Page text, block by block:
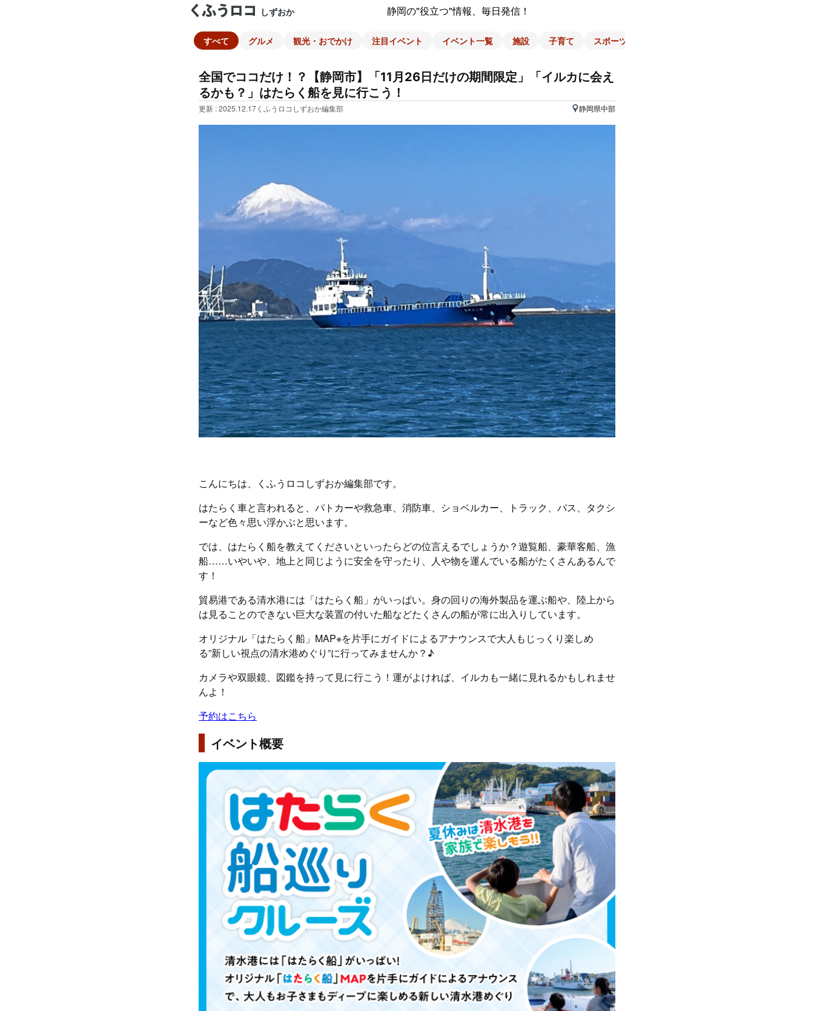
しずおか 静岡の"役立つ"情報、毎日発信！
すべて グルメ 観光・おでかけ 注目イベント イベント一覧 施設 子育て スポーツ
全国でココだけ！？【静岡市】「11月26日だけの期間限定」「イルカに会え
るかも？」はたらく船を見に行こう！
更新 : 2025.12.17くふうロコしずおか編集部 静岡県中部
こんにちは、くふうロコしずおか編集部です。
はたらく車と言われると、パトカーや救急車、消防車、ショベルカー、トラック、バス、タクシ
ーなど色々思い浮かぶと思います。
では、はたらく船を教えてくださいといったらどの位言えるでしょうか？遊覧船、豪華客船、漁
船……いやいや、地上と同じように安全を守ったり、人や物を運んでいる船がたくさんあるんで
す！
貿易港である清水港には「はたらく船」がいっぱい。身の回りの海外製品を運ぶ船や、陸上から
は見ることのできない巨大な装置の付いた船などたくさんの船が常に出入りしています。
オリジナル「はたらく船」MAP※を片手にガイドによるアナウンスで大人もじっくり楽しめ
る”新しい視点の清水港めぐり”に行ってみませんか？♪
カメラや双眼鏡、図鑑を持って見に行こう！運がよければ、イルカも一緒に見れるかもしれませ
んよ！
予約はこちら
イベント概要